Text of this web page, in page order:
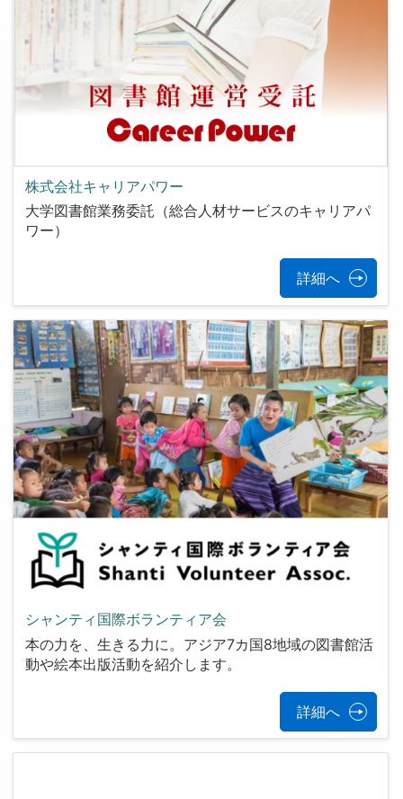
株式会社キャリアパワー
大学図書館業務委託（総合人材サービスのキャリアパ
ワー）
詳細へ
シャンティ国際ボランティア会
本の力を、生きる力に。アジア7カ国8地域の図書館活
動や絵本出版活動を紹介します。
詳細へ